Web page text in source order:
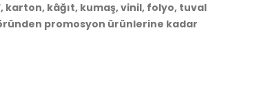
karton, kâğıt, kumaş, vinil, folyo, tuval
promosyon ürünlerine kadar